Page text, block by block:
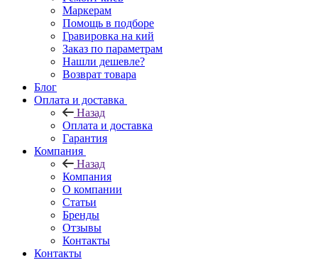
Маркерам
Помощь в подборе
Гравировка на кий
Заказ по параметрам
Нашли дешевле?
Возврат товара
Блог
Оплата и доставка
Назад
Оплата и доставка
Гарантия
Компания
Назад
Компания
О компании
Статьи
Бренды
Отзывы
Контакты
Контакты